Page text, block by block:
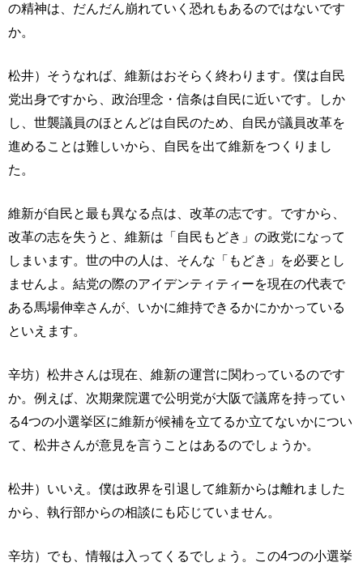
の精神は、だんだん崩れていく恐れもあるのではないです
か。
松井）そうなれば、維新はおそらく終わります。僕は自民
党出身ですから、政治理念・信条は自民に近いです。しか
し、世襲議員のほとんどは自民のため、自民が議員改革を
進めることは難しいから、自民を出て維新をつくりまし
た。
維新が自民と最も異なる点は、改革の志です。ですから、
改革の志を失うと、維新は「自民もどき」の政党になって
しまいます。世の中の人は、そんな「もどき」を必要とし
ませんよ。結党の際のアイデンティティーを現在の代表で
ある馬場伸幸さんが、いかに維持できるかにかかっている
といえます。
辛坊）松井さんは現在、維新の運営に関わっているのです
か。例えば、次期衆院選で公明党が大阪で議席を持ってい
る4つの小選挙区に維新が候補を立てるか立てないかについ
て、松井さんが意見を言うことはあるのでしょうか。
松井）いいえ。僕は政界を引退して維新からは離れました
から、執行部からの相談にも応じていません。
辛坊）でも、情報は入ってくるでしょう。この4つの小選挙